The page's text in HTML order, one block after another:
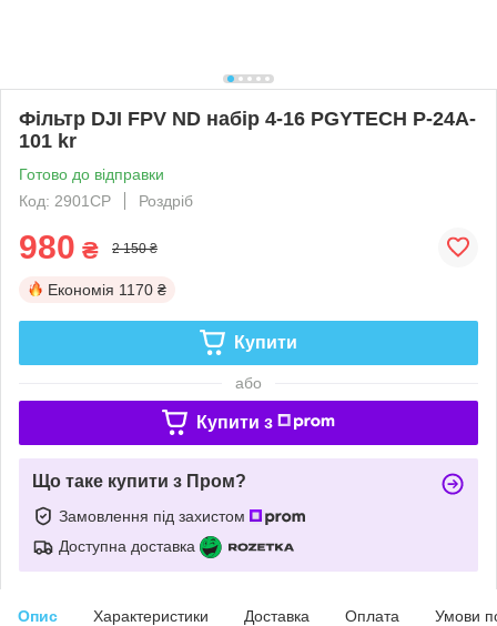
Фільтр DJI FPV ND набір 4-16 PGYTECH P-24A-
101 kr
Готово до відправки
Код: 2901CP
Роздріб
980 ₴ 2 150 ₴
Економія 1170 ₴
Купити
або
Купити з
Що таке купити з Пром?
Замовлення під захистом
Доступна доставка
Опис Характеристики Доставка Оплата Умови